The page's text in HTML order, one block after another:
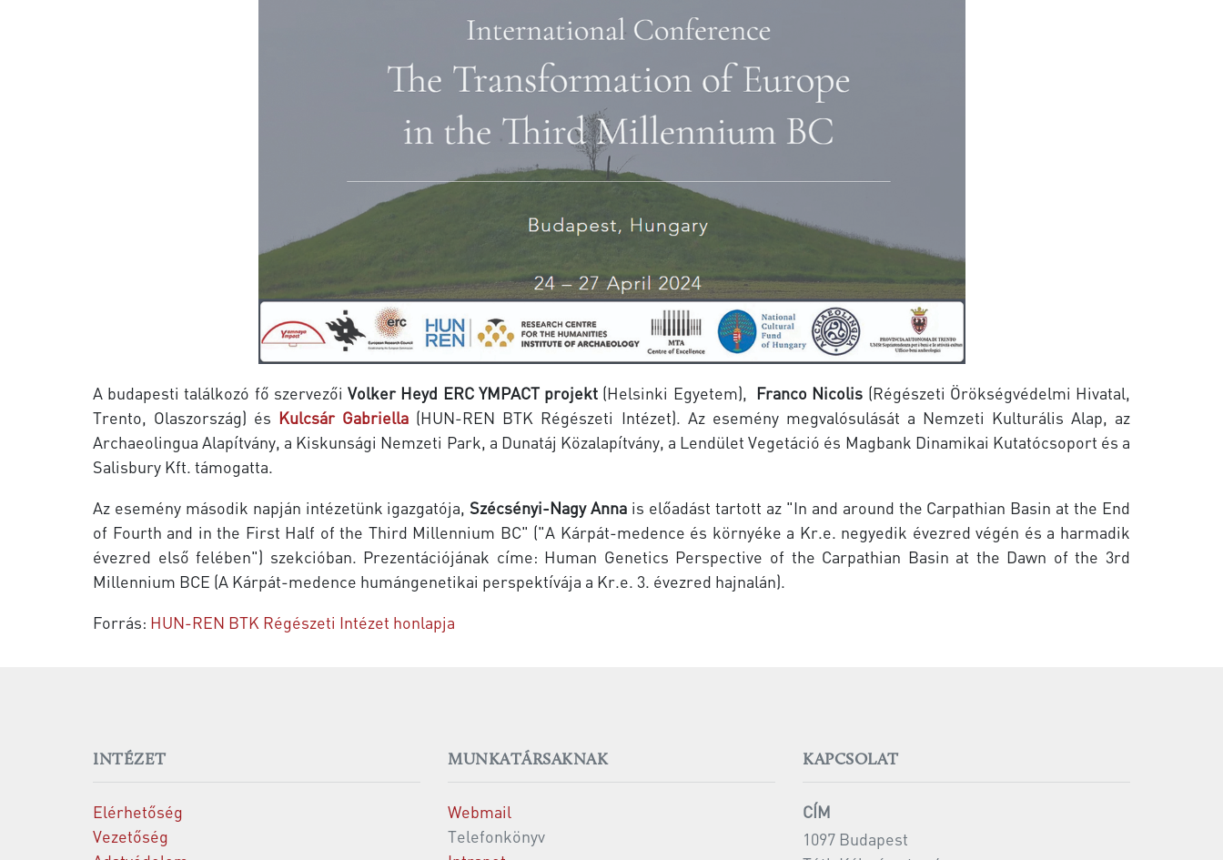
A budapesti találkozó fő szervezőiVolker Heyd ERC YMPACT projekt (Helsinki Egyetem), Franco Nicolis (Régészeti Örökségvédelmi Hivatal,
Trento, Olaszország) és Kulcsár Gabriella (HUN-REN BTK Régészeti Intézet). Az esemény megvalósulását a Nemzeti Kulturális Alap, az
Archaeolingua Alapítvány, a Kiskunsági Nemzeti Park, a Dunatáj Közalapítvány, a Lendület Vegetáció és Magbank Dinamikai Kutatócsoport és a
Salisbury Kft. támogatta.
Az esemény második napján intézetünk igazgatója, Szécsényi-Nagy Anna is előadást tartott az "In and around the Carpathian Basin at the End
of Fourth and in the First Half of the Third Millennium BC" ("A Kárpát-medence és környéke a Kr.e. negyedik évezred végén és a harmadik
évezred első felében") szekcióban. Prezentációjának címe: Human Genetics Perspective of the Carpathian Basin at the Dawn of the 3rd
Millennium BCE (A Kárpát-medence humángenetikai perspektívája a Kr.e. 3. évezred hajnalán).
Forrás: HUN-REN BTK Régészeti Intézet honlapja
INTÉZET
Elérhetőség
Vezetőség
MUNKATÁRSAKNAK
Webmail
Telefonkönyv
KAPCSOLAT
CÍM
1097 Budapest